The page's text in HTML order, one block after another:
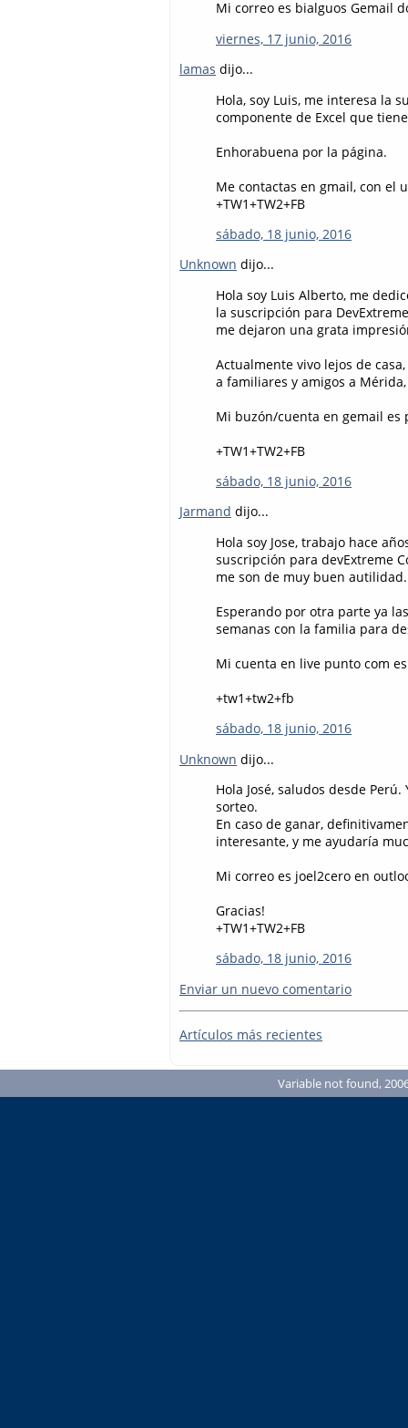
Mi correo es bialguos Gemail
viernes, 17 junio, 2016
lamas dijo...
Hola, soy Luis, me interesa la
componente de Excel que
Enhorabuena por la página.
Me contactas en gmail, con el
+TW1+TW2+FB
sábado, 18 junio, 2016
Unknown dijo...
Hola soy Luis Alberto, me
la suscripción para
me dejaron una grata
Actualmente vivo lejos de
a familiares y amigos a
Mi buzón/cuenta en gemail es
+TW1+TW2+FB
sábado, 18 junio, 2016
Jarmand dijo...
Hola soy Jose, trabajo hace
suscripción para devExtreme
me son de muy buen autilidad.
Esperando por otra parte ya
semanas con la familia para
Mi cuenta en live punto com
+tw1+tw2+fb
sábado, 18 junio, 2016
Unknown dijo...
Hola José, saludos desde
sorteo.
En caso de ganar,
interesante, y me ayudaría
Mi correo es joel2cero en
Gracias!
+TW1+TW2+FB
sábado, 18 junio, 2016
Enviar un nuevo comentario
Artículos más recientes
Variable not found,